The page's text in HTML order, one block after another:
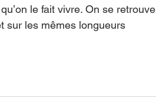
le fait vivre. On se retrouve
sur les mêmes longueurs